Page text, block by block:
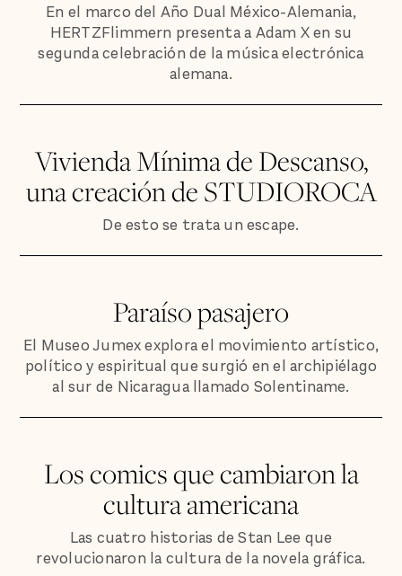
En el marco del Año Dual México-Alemania,
HERTZFlimmern presenta a Adam X en su
segunda celebración de la música electrónica
alemana.
Vivienda Mínima de Descanso,
una creación de STUDIOROCA
De esto se trata un escape.
Paraíso pasajero
El Museo Jumex explora el movimiento artístico,
político y espiritual que surgió en el archipiélago
al sur de Nicaragua llamado Solentiname.
Los comics que cambiaron la
cultura americana
Las cuatro historias de Stan Lee que
revolucionaron la cultura de la novela gráfica.